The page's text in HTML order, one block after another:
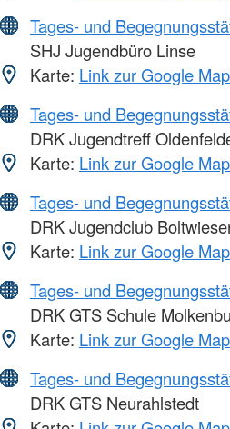
Tages- und
SHJ Jugendbüro Linse
Karte: Link zur Google
Tages- und
DRK Jugendtreff
Karte: Link zur Google
Tages- und
DRK Jugendclub
Karte: Link zur Google
Tages- und
DRK GTS Schule
Karte: Link zur Google
Tages- und
DRK GTS Neurahlstedt